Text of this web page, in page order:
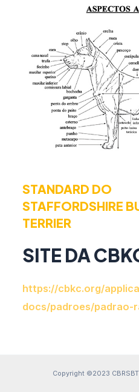
STANDARD DO
STAFFORDSHIRE
TERRIER
SITE DA
https://cbkc.org/
docs/padroes/padrao-
Copyright ©2023 CBRSBT